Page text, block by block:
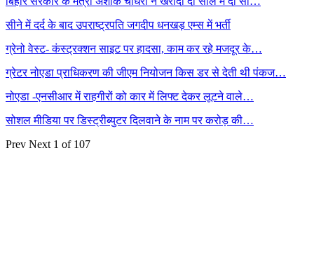
सीने में दर्द के बाद उपराष्ट्रपति जगदीप धनखड़ एम्स में भर्ती
ग्रेनो वेस्ट- कंस्ट्रक्शन साइट पर हादसा, काम कर रहे मजदूर के…
ग्रेटर नोएडा प्राधिकरण की जीएम नियोजन किस डर से देती थी पंकज…
नोएडा -एनसीआर में राहगीरों को कार में लिफ्ट देकर लूटने वाले…
सोशल मीडिया पर डिस्ट्रीब्युटर दिलवाने के नाम पर करोड़ की…
Prev Next 1 of 107